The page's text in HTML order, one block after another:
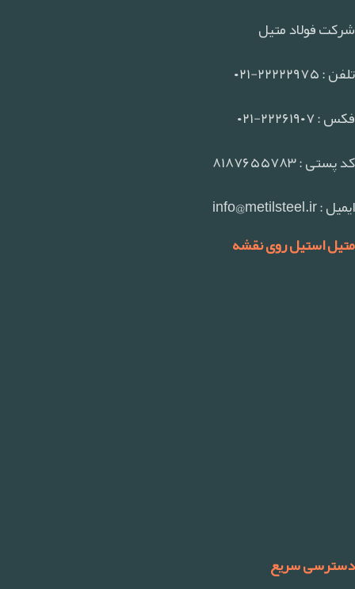
شرکت فولاد متیل
تلفن : ۲۲۲۲۲۹۷۵-۰۲۱
فکس : ۲۲۲۶۱۹۰۷-۰۲۱
کد پستی : ۸۱۸۷۶۵۵۷۸۳
ایمیل : info@metilsteel.ir
متیل استیل روی نقشه
دسترسی سریع